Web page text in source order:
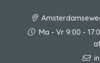
Ma - Vr 9:00 -